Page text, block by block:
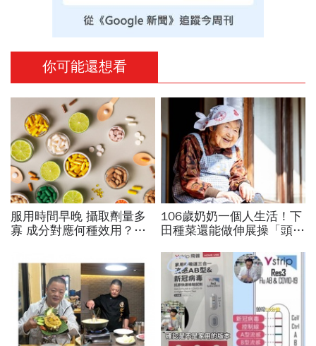
你可能還想看
服用時間早晚 攝取劑量多
寡 成分對應何種效用？
106歲奶奶一個人生活！下
田種菜還能做伸展操「頭貼
訣：每天早餐都喝「這1碗
湯」